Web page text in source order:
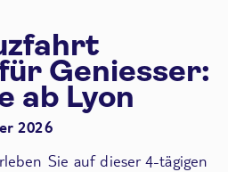
Geniesser:
ab Lyon
2026
Sie auf dieser 4-tägigen